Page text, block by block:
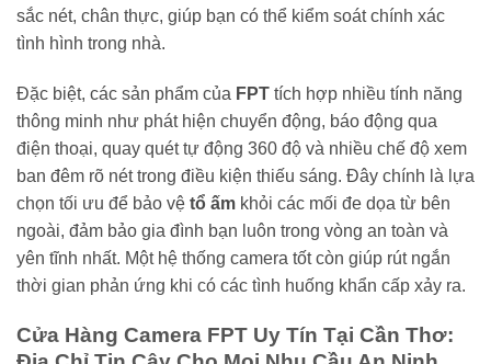
sắc nét, chân thực, giúp bạn có thể kiểm soát chính xác
tình hình trong nhà.
Đặc biệt, các sản phẩm của FPT tích hợp nhiều tính năng
thông minh như phát hiện chuyển động, báo động qua
điện thoại, quay quét tự động 360 độ và nhiều chế độ xem
ban đêm rõ nét trong điều kiện thiếu sáng. Đây chính là lựa
chọn tối ưu để bảo vệ tổ ấm khỏi các mối đe dọa từ bên
ngoài, đảm bảo gia đình bạn luôn trong vòng an toàn và
yên tĩnh nhất. Một hệ thống camera tốt còn giúp rút ngắn
thời gian phản ứng khi có các tình huống khẩn cấp xảy ra.
Cửa Hàng Camera FPT Uy Tín Tại Cần Thơ: